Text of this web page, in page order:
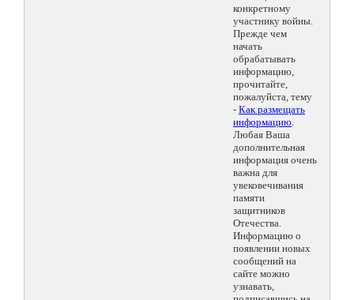
конкретному
участнику войны.
Прежде чем
начать
обрабатывать
информацию,
прочитайте,
пожалуйста, тему
- Как размещать
информацию.
Любая Ваша
дополнительная
информация очень
важна для
увековечивания
памяти
защитников
Отечества.
Информацию о
появлении новых
сообщений на
сайте можно
узнавать,